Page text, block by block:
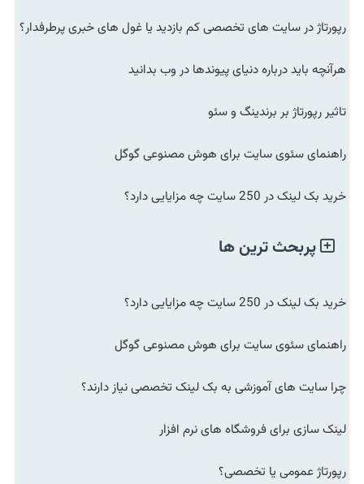
رپورتاژ در سایت های تخصصی کم بازدید یا غول های خبری پرطرفدار؟
هرآنچه باید درباره دنیای پیوندها در وب بدانید
تاثیر رپورتاژ بر برندینگ و سئو
راهنمای سئوی سایت برای هوش مصنوعی گوگل
خرید بک لینک در 250 سایت چه مزایایی دارد؟
پربحث ترین ها
خرید بک لینک در 250 سایت چه مزایایی دارد؟
راهنمای سئوی سایت برای هوش مصنوعی گوگل
چرا سایت های آموزشی به بک لینک تخصصی نیاز دارند؟
لینک سازی برای فروشگاه های نرم افزار
رپورتاژ عمومی یا تخصصی؟